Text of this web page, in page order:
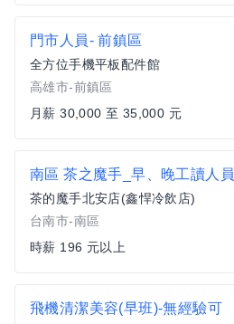
門市人員- 前鎮區
全方位手機平板配件館
高雄市-前鎮區
月薪 30,000 至 35,000 元
南區 茶之魔手_早、晚工讀人員
茶的魔手北安店(鑫悍冷飲店)
台南市-南區
時薪 196 元以上
飛機清潔美容(早班)-無經驗可